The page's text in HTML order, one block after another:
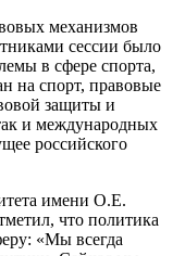
механизмов
сессии было
в сфере спорта,
на спорт, правовые
защиты и
и международных
российского
имени О.Е.
что политика
«Мы всегда